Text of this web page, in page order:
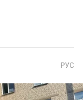
РУС